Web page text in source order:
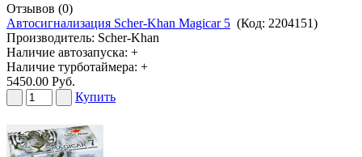
Отзывов (0)
Автосигнализация Scher-Khan Magicar 5 (Код: 2204151)
Производитель: Scher-Khan
Наличие автозапуска: +
Наличие турботаймера: +
5450.00 Руб.
Купить